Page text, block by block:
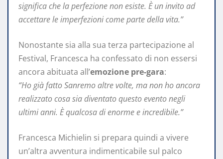
significa che la perfezione non esiste. È un invito ad
accettare le imperfezioni come parte della vita.”
Nonostante sia alla sua terza partecipazione al
Festival, Francesca ha confessato di non essersi
ancora abituata all’emozione pre-gara:
“Ho già fatto Sanremo altre volte, ma non ho ancora
realizzato cosa sia diventato questo evento negli
ultimi anni. È qualcosa di enorme e incredibile.”
Francesca Michielin si prepara quindi a vivere
un’altra avventura indimenticabile sul palco